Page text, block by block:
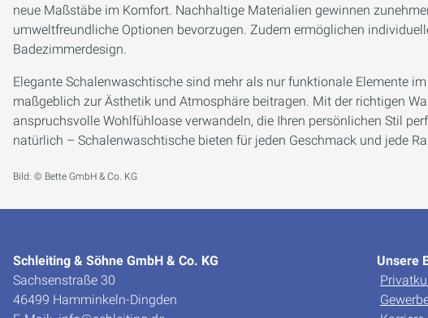
neue Maßstäbe im Komfort. Nachhaltige Materialien gewinnen
umweltfreundliche Optionen bevorzugen. Zudem ermöglichen
Badezimmerdesign.
Elegante Schalenwaschtische sind mehr als nur funktionale Elemente
maßgeblich zur Ästhetik und Atmosphäre beitragen. Mit der richtigen
anspruchsvolle Wohlfühloase verwandeln, die Ihren persönlichen Stil
natürlich – Schalenwaschtische bieten für jeden Geschmack und jede
Bild: © Bette GmbH & Co. KG
Schleiting & Söhne GmbH & Co. KG
Sachsenstraße 30
46499 Hamminkeln-Dingden
Unsere